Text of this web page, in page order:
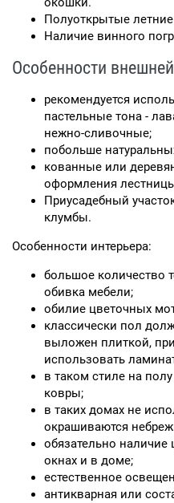
Полуоткрытые летние
Наличие винного
Особенности
рекомендуется
пастельные тона -
нежно-сливочные;
побольше
кованные или
оформления
Приусадебный
клумбы.
Особенности интерьера:
большое количество
обивка мебели;
обилие цветочных
классически пол
выложен плиткой,
использовать
в таком стиле на
ковры;
в таких домах не
окрашиваются
обязательно
окнах и в доме;
естественное
антикварная или